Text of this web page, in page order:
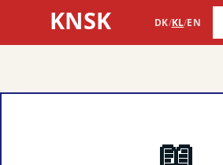
KNSK DK/KL/EN